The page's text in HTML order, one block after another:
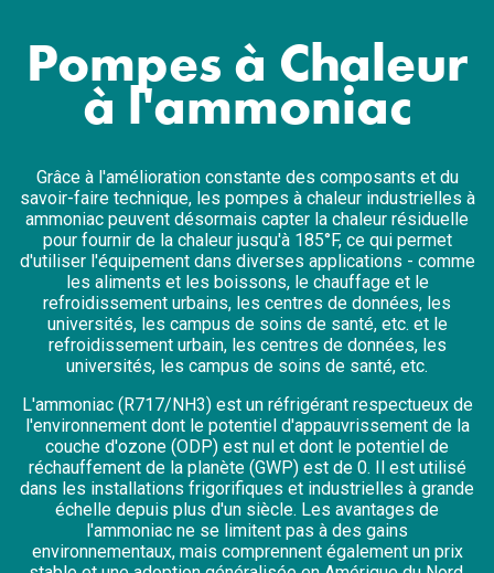
Pompes à Chaleur
à l'ammoniac
Grâce à l'amélioration constante des composants et du
savoir-faire technique, les pompes à chaleur industrielles à
ammoniac peuvent désormais capter la chaleur résiduelle
pour fournir de la chaleur jusqu'à 185°F, ce qui permet
d'utiliser l'équipement dans diverses applications - comme
les aliments et les boissons, le chauffage et le
refroidissement urbains, les centres de données, les
universités, les campus de soins de santé, etc. et le
refroidissement urbain, les centres de données, les
universités, les campus de soins de santé, etc.
L'ammoniac (R717/NH3) est un réfrigérant respectueux de
l'environnement dont le potentiel d'appauvrissement de la
couche d'ozone (ODP) est nul et dont le potentiel de
réchauffement de la planète (GWP) est de 0. Il est utilisé
dans les installations frigorifiques et industrielles à grande
échelle depuis plus d'un siècle. Les avantages de
l'ammoniac ne se limitent pas à des gains
environnementaux, mais comprennent également un prix